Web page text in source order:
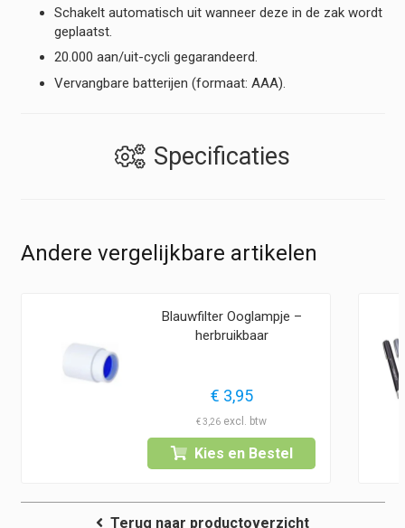
Schakelt automatisch uit wanneer deze in de zak wordt
geplaatst.
20.000 aan/uit-cycli gegarandeerd.
Vervangbare batterijen (formaat: AAA).
Specificaties
Andere vergelijkbare artikelen
Blauwfilter Ooglampje –
herbruikbaar
€ 3,95
€3,26
Kies en Bestel
Terug naar productoverzicht